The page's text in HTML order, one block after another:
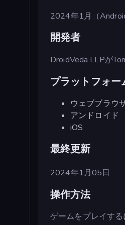
2024年1月（
開発者
DroidVeda LLPが
プラットフォー
ウェブブラウ
アンドロイド
iOS
最終更新
2024年1月05日
操作方法
ゲームをプレイす